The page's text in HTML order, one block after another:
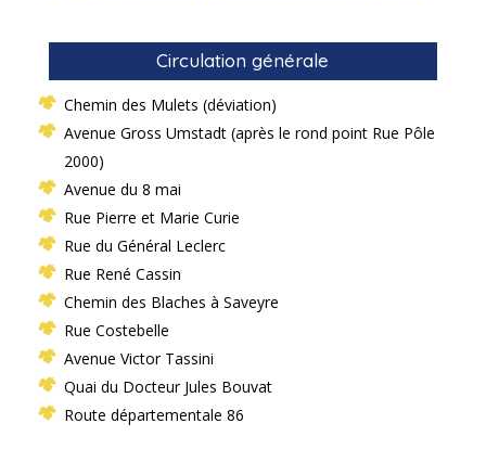
Circulation générale
Chemin des Mulets (déviation)
Avenue Gross Umstadt (après le rond point Rue Pôle
2000)
Avenue du 8 mai
Rue Pierre et Marie Curie
Rue du Général Leclerc
Rue René Cassin
Chemin des Blaches à Saveyre
Rue Costebelle
Avenue Victor Tassini
Quai du Docteur Jules Bouvat
Route départementale 86